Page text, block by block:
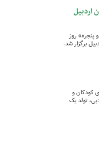
اردبیل
پنجره» روز
کودکان و
تولد یک